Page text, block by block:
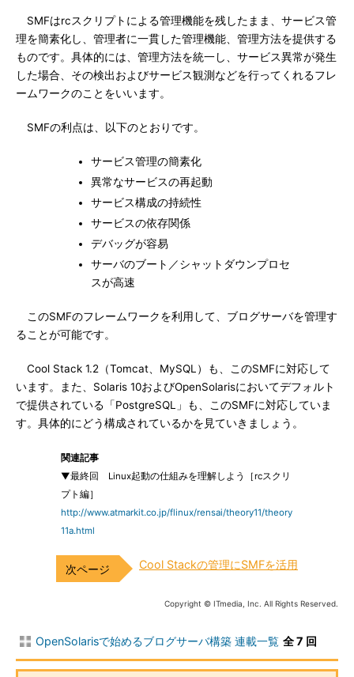
SMFはrcスクリプトによる管理機能を残したまま、サービス管
理を簡素化し、管理者に一貫した管理機能、管理方法を提供する
ものです。具体的には、管理方法を統一し、サービス異常が発生
した場合、その検出およびサービス観測などを行ってくれるフレ
ームワークのことをいいます。
SMFの利点は、以下のとおりです。
サービス管理の簡素化
異常なサービスの再起動
サービス構成の持続性
サービスの依存関係
デバッグが容易
サーバのブート／シャットダウンプロセ
スが高速
このSMFのフレームワークを利用して、ブログサーバを管理す
ることが可能です。
Cool Stack 1.2（Tomcat、MySQL）も、このSMFに対応して
います。また、Solaris 10およびOpenSolarisにおいてデフォルト
で提供されている「PostgreSQL」も、このSMFに対応していま
す。具体的にどう構成されているかを見ていきましょう。
関連記事
▼最終回 Linux起動の仕組みを理解しよう［rcスクリ
プト編］
http://www.atmarkit.co.jp/flinux/rensai/theory11/theory
11a.html
Cool Stackの管理にSMFを活用
Copyright © ITmedia, Inc. All Rights Reserved.
OpenSolarisで始めるブログサーバ構築 連載一覧 全 7 回